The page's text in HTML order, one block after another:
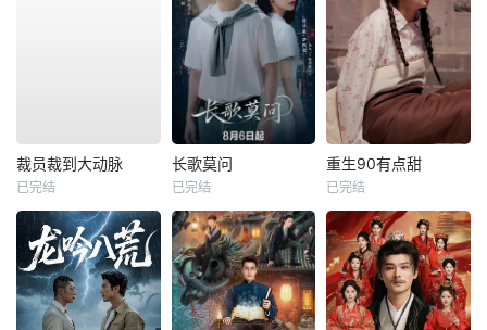
裁员裁到大动脉
已完结
长歌莫问
已完结
重生90有点甜
已完结